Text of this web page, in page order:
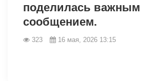
поделилась важным
сообщением.
323 16 мая, 2026 13:15